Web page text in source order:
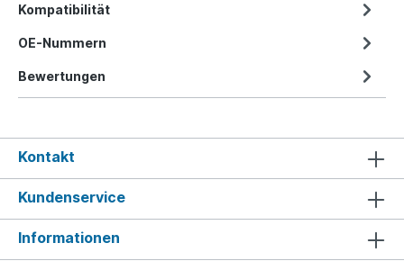
Kompatibilität
OE-Nummern
Bewertungen
Kontakt
Kundenservice
Informationen